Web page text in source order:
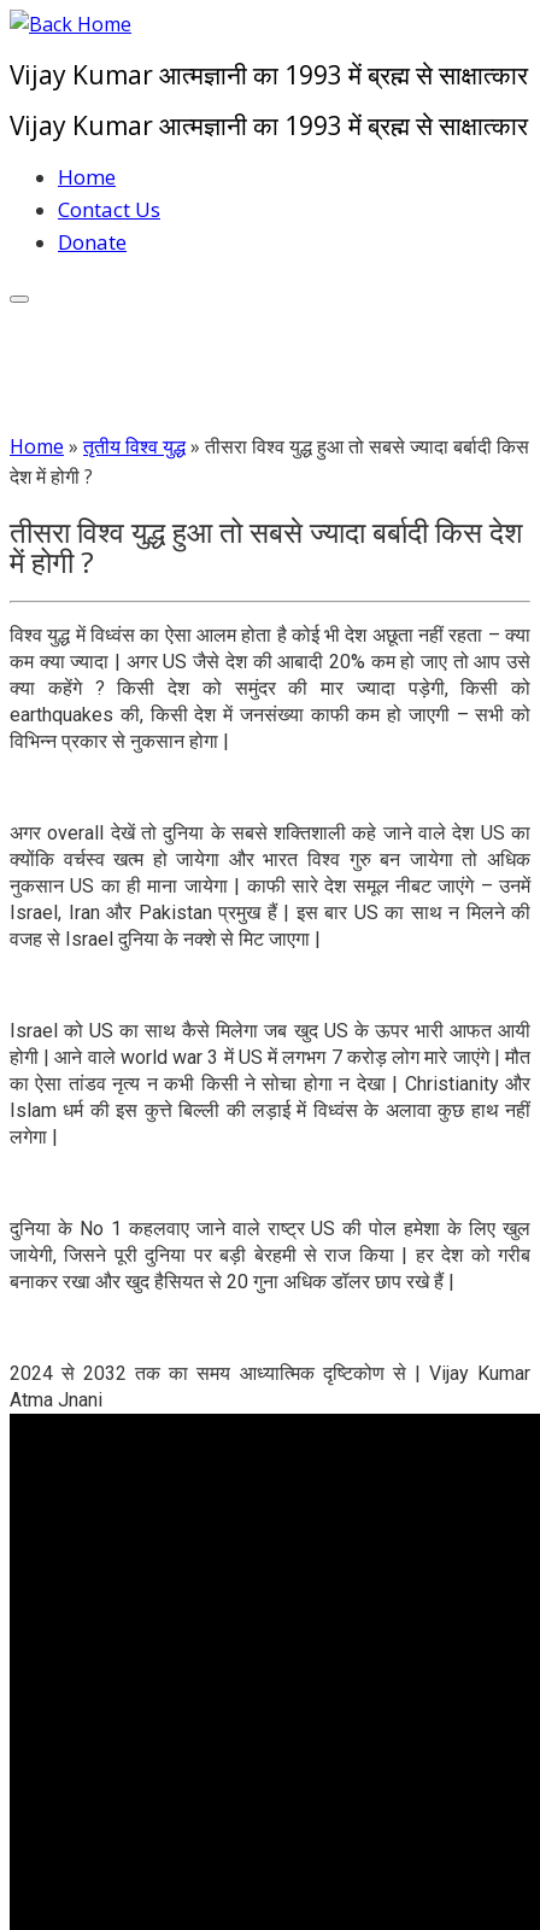
Skip
content
Vijay Kumar आत्मज्ञानी का 1993 में ब्रह्म से साक्षात्कार
Vijay Kumar आत्मज्ञानी का 1993 में ब्रह्म से साक्षात्कार
Home
Contact Us
Donate
Home » तृतीय विश्व युद्ध» तीसरा विश्व युद्ध हुआ तो सबसे ज्यादा बर्बादी किस
देश में होगी ?
तीसरा विश्व युद्ध हुआ तो सबसे ज्यादा बर्बादी किस देश
में होगी ?
विश्व युद्ध में विध्वंस का ऐसा आलम होता है कोई भी देश अछूता नहीं रहता – क्या
कम क्या ज्यादा | अगर US जैसे देश की आबादी 20% कम हो जाए तो आप उसे
क्या कहेंगे ? किसी देश को समुंदर की मार ज्यादा पड़ेगी, किसी को
earthquakes की, किसी देश में जनसंख्या काफी कम हो जाएगी – सभी को
विभिन्न प्रकार से नुकसान होगा |
अगर overall देखें तो दुनिया के सबसे शक्तिशाली कहे जाने वाले देश US का
क्योंकि वर्चस्व खत्म हो जायेगा और भारत विश्व गुरु बन जायेगा तो अधिक
नुकसान US का ही माना जायेगा | काफी सारे देश समूल नीबट जाएंगे – उनमें
Israel, Iran और Pakistan प्रमुख हैं | इस बार US का साथ न मिलने की
वजह से Israel दुनिया के नक्शे से मिट जाएगा |
Israel को US का साथ कैसे मिलेगा जब खुद US के ऊपर भारी आफत आयी
होगी | आने वाले world war 3 में US में लगभग 7 करोड़ लोग मारे जाएंगे | मौत
का ऐसा तांडव नृत्य न कभी किसी ने सोचा होगा न देखा | Christianity और
Islam धर्म की इस कुत्ते बिल्ली की लड़ाई में विध्वंस के अलावा कुछ हाथ नहीं
लगेगा |
दुनिया के No 1 कहलवाए जाने वाले राष्ट्र US की पोल हमेशा के लिए खुल
जायेगी, जिसने पूरी दुनिया पर बड़ी बेरहमी से राज किया | हर देश को गरीब
बनाकर रखा और खुद हैसियत से 20 गुना अधिक डॉलर छाप रखे हैं |
2024 से 2032 तक का समय आध्यात्मिक दृष्टिकोण से | Vijay Kumar
Atma Jnani